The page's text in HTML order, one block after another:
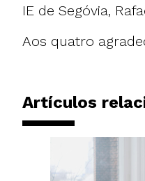
IE de Segóvia,
Aos quatro
Artículos